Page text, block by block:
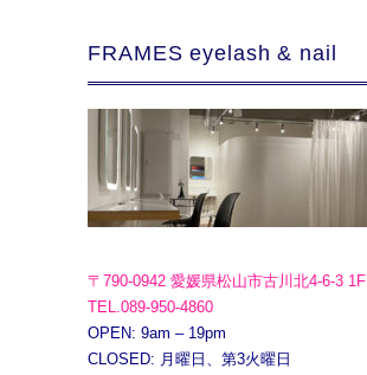
FRAMES eyelash & nail
〒790-0942 愛媛県松山市古川北4-6-3 1F
TEL.089-950-4860
OPEN: 9am – 19pm
CLOSED: 月曜日、第3火曜日